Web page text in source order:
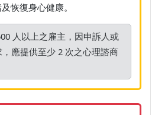
恢復身心健康。
人以上之雇主，因申訴人或
應提供至少 2 次之心理諮商